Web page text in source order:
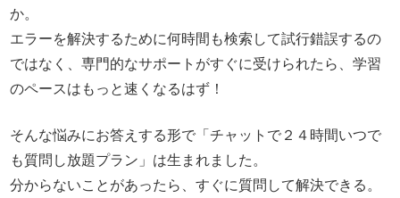
か。
エラーを解決するために何時間も検索して試行錯誤するの
ではなく、専門的なサポートがすぐに受けられたら、学習
のペースはもっと速くなるはず！
そんな悩みにお答えする形で「チャットで２４時間いつで
も質問し放題プラン」は生まれました。
分からないことがあったら、すぐに質問して解決できる。